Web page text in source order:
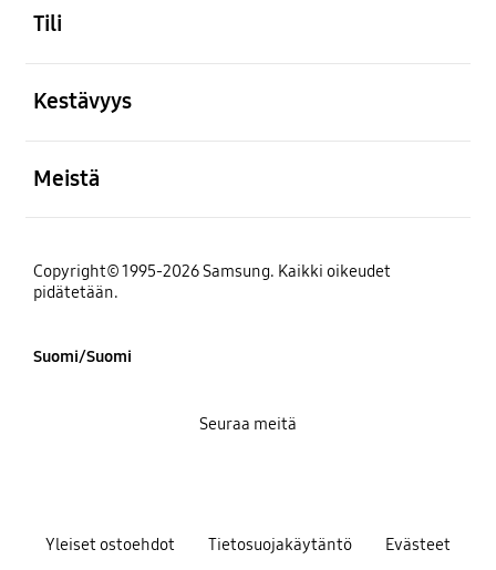
Tili
Kestävyys
Meistä
Copyright© 1995-2026 Samsung. Kaikki oikeudet
pidätetään.
Suomi/Suomi
Yleiset ostoehdot Tietosuojakäytäntö Evästeet
Seuraa meitä